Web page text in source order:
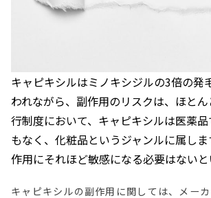
キャピキシルはミノキシジルの3倍の発
われながら、 副作用のリスクは、ほとん
行制度において、キャピキシルは医薬
もなく、化粧品というジャンルに属し
作用にそれほど敏感になる必要はないと
キャピキシルの副作用に関しては、メー